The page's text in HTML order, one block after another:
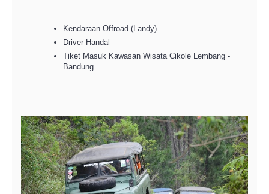
Kendaraan Offroad (Landy)
Driver Handal
Tiket Masuk Kawasan Wisata Cikole Lembang -
Bandung